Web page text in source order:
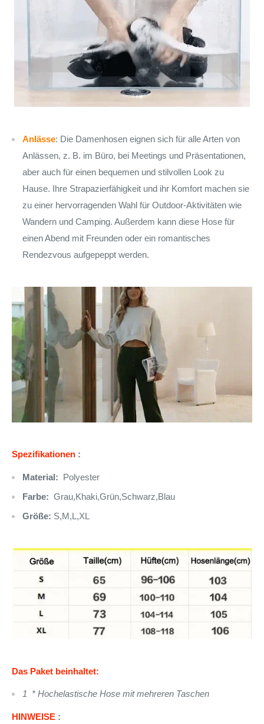
Anlässe: Die Damenhosen eignen sich für alle Arten von
Anlässen, z. B. im Büro, bei Meetings und Präsentationen,
aber auch für einen bequemen und stilvollen Look zu
Hause. Ihre Strapazierfähigkeit und ihr Komfort machen sie
zu einer hervorragenden Wahl für Outdoor-Aktivitäten wie
Wandern und Camping. Außerdem kann diese Hose für
einen Abend mit Freunden oder ein romantisches
Rendezvous aufgepeppt werden.
Spezifikationen :
Material: Polyester
Farbe: Grau,Khaki,Grün,Schwarz,Blau
Größe: S,M,L,XL
Das Paket beinhaltet:
1 * Hochelastische Hose mit mehreren Taschen
HINWEISE :